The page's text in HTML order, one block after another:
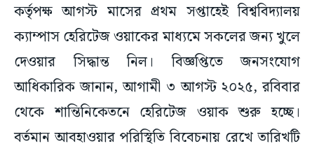
কর্তৃপক্ষ আগস্ট মাসের প্রথম সপ্তাহেই বিশ্ববিদ্যালয়
ক্যাম্পাস হেরিটেজ ওয়াকের মাধ্যমে ‌সকলের জন্য খুলে
দেওয়ার সিদ্ধান্ত নিল। বিজ্ঞপ্তিতে জনসংযোগ
আধিকারিক জানান, আগামী ৩ আগস্ট ২০২৫, রবিবার
থেকে শান্তিনিকেতনে হেরিটেজ ওয়াক শুরু হচ্ছে।
বর্তমান আবহাওয়ার পরিস্থিতি বিবেচনায় রেখে তারিখটি